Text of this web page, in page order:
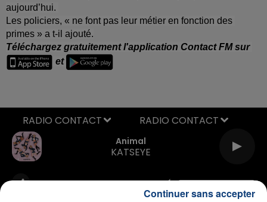
aujourd’hui.
Les policiers, « ne font pas leur métier en fonction des
primes » a t-il ajouté.
Téléchargez gratuitement l'application Contact FM sur
et
Animal
KATSEYE
RADIO CONTACT
Continuer sans accepter